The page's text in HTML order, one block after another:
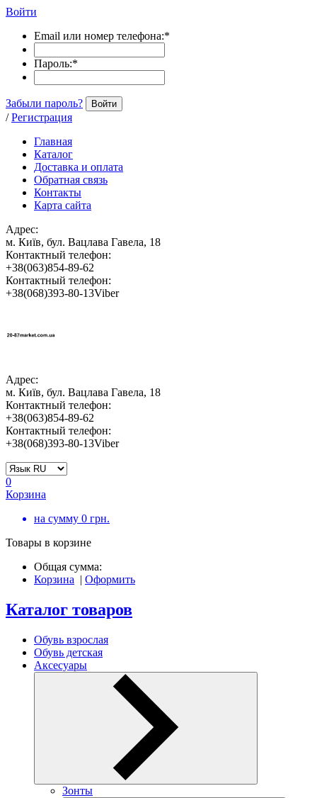
Войти
Email или номер телефона:*
Пароль:*
Забыли пароль? Войти
/ Регистрация
Главная
Каталог
Доставка и оплата
Обратная связь
Контакты
Карта сайта
Адрес:
м. Київ, бул. Вацлава Гавела, 18
Контактный телефон:
+38(063)854-89-62
Контактный телефон:
+38(068)393-80-13Viber
Адрес:
м. Київ, бул. Вацлава Гавела, 18
Контактный телефон:
+38(063)854-89-62
Контактный телефон:
+38(068)393-80-13Viber
0
Корзина
на сумму 0 грн.
Товары в корзине
Общая сумма:
Корзина | Оформить
Каталог товаров
Обувь взрослая
Обувь детская
Аксесуары
Зонты